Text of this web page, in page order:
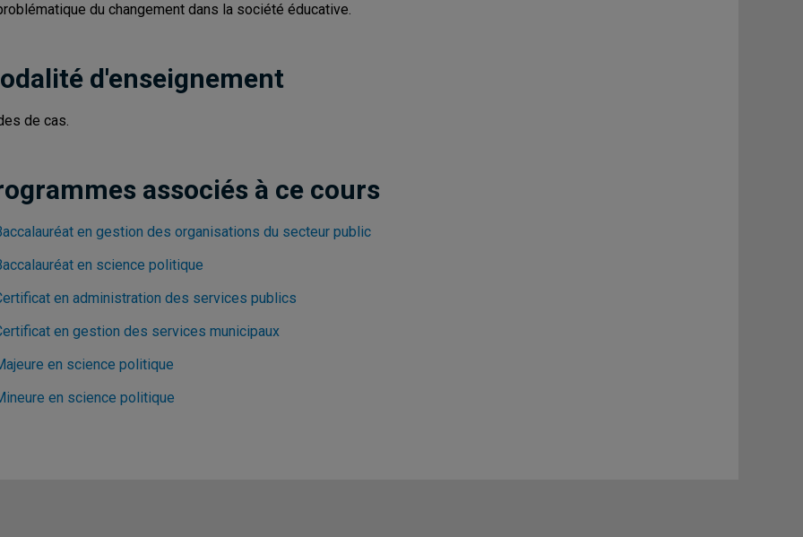
du changement dans la société éducative.
d'enseignement
de cas.
associés à ce cours
en gestion des organisations du secteur public
en science politique
en administration des services publics
en gestion des services municipaux
en science politique
en science politique